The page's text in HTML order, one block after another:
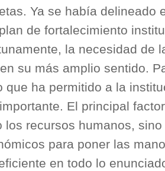
Ya se había delineado
de fortalecimiento
la necesidad de
su más amplio sentido.
que ha permitido a la
El principal
los recursos humanos,
para poner las
en todo lo